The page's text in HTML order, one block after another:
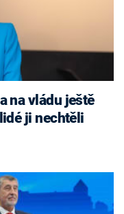
na vládu ještě
ji nechtěli